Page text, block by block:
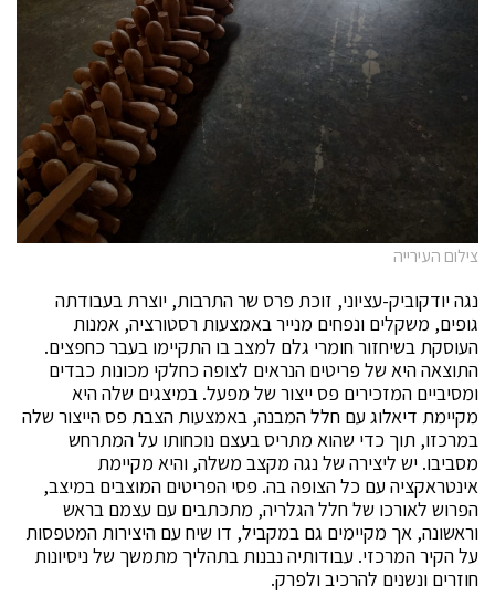
צילום העירייה
נגה יודקוביק-עציוני, זוכת פרס שר התרבות, יוצרת בעבודתה
גופים, משקלים ונפחים מנייר באמצעות רסטורציה, אמנות
העוסקת בשיחזור חומרי גלם למצב בו התקיימו בעבר כחפצים.
התוצאה היא של פריטים הנראים לצופה כחלקי מכונות כבדים
ומסיביים המזכירים פס ייצור של מפעל. במיצגים שלה היא
מקיימת דיאלוג עם חלל המבנה, באמצעות הצבת פס הייצור שלה
במרכזו, תוך כדי שהוא מתריס בעצם נוכחותו על המתרחש
מסביבו. יש ליצירה של נגה מקצב משלה, והיא מקיימת
אינטראקציה עם כל הצופה בה. פסי הפריטים המוצבים במיצב,
הפרוש לאורכו של חלל הגלריה, מתכתבים עם עצמם בראש
וראשונה, אך מקיימים גם במקביל, דו שיח עם היצירות המטפסות
על הקיר המרכזי. עבודותיה נבנות בתהליך מתמשך של ניסיונות
חוזרים ונשנים להרכיב ולפרק.